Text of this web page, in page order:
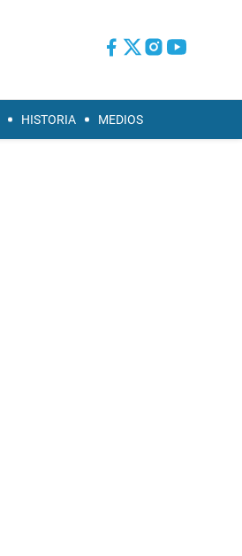
HISTORIA MEDIOS